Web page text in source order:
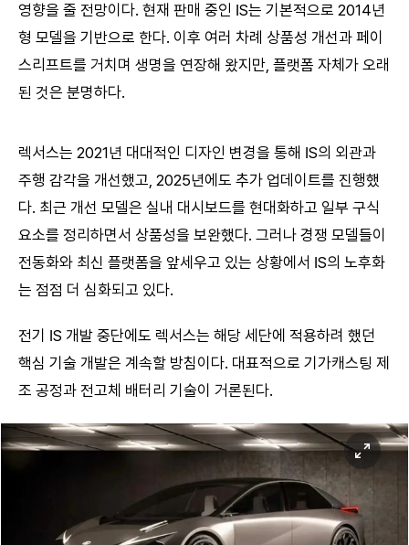
영향을 줄 전망이다. 현재 판매 중인 IS는 기본적으로 2014년
형 모델을 기반으로 한다. 이후 여러 차례 상품성 개선과 페이
스리프트를 거치며 생명을 연장해 왔지만, 플랫폼 자체가 오래
된 것은 분명하다.
렉서스는 2021년 대대적인 디자인 변경을 통해 IS의 외관과
주행 감각을 개선했고, 2025년에도 추가 업데이트를 진행했
다. 최근 개선 모델은 실내 대시보드를 현대화하고 일부 구식
요소를 정리하면서 상품성을 보완했다. 그러나 경쟁 모델들이
전동화와 최신 플랫폼을 앞세우고 있는 상황에서 IS의 노후화
는 점점 더 심화되고 있다.
전기 IS 개발 중단에도 렉서스는 해당 세단에 적용하려 했던
핵심 기술 개발은 계속할 방침이다. 대표적으로 기가캐스팅 제
조 공정과 전고체 배터리 기술이 거론된다.